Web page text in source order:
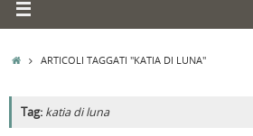
HOMEARTICOLI TAGGATI "KATIA DI LUNA"
Tag: katia di luna